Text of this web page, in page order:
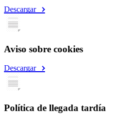
Descargar
Aviso sobre cookies
Descargar
Política de llegada tardía